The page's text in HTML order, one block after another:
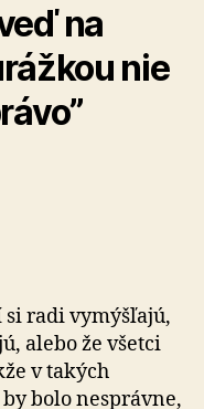
na
nie
radi vymýšľajú,
alebo že všetci
v takých
bolo nesprávne,